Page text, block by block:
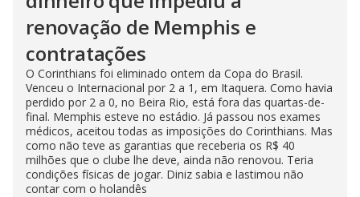
renovação de Memphis e
contratações
O Corinthians foi eliminado ontem da Copa do Brasil.
Venceu o Internacional por 2 a 1, em Itaquera. Como havia
perdido por 2 a 0, no Beira Rio, está fora das quartas-de-
final. Memphis esteve no estádio. Já passou nos exames
médicos, aceitou todas as imposições do Corinthians. Mas
como não teve as garantias que receberia os R$ 40
milhões que o clube lhe deve, ainda não renovou. Teria
condições físicas de jogar. Diniz sabia e lastimou não
contar com o holandês